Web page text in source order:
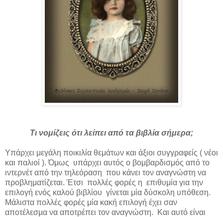
Τι νομίζεις ότι λείπει από τα βιβλία σήμερα;
Υπάρχει μεγάλη ποικιλία θεμάτων και άξιοι συγγραφείς ( νέοι
και παλιοί ). Όμως υπάρχει αυτός ο βομβαρδισμός από το
ιντερνέτ από την τηλεόραση που κάνει τον αναγνώστη να
προβληματίζεται. Έτσι πολλές φορές η επιθυμία για την
επιλογή ενός καλού βιβλίου γίνεται μία δύσκολη υπόθεση.
Μάλιστα πολλές φορές μία κακή επιλογή έχει σαν
αποτέλεσμα να αποτρέπει τον αναγνώστη. Και αυτό είναι